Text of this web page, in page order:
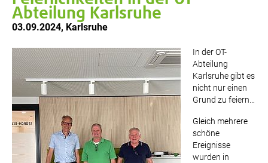
Abteilung Karlsruhe
03.09.2024, Karlsruhe
In der OT-
Abteilung
Karlsruhe gibt es
nicht nur einen
Grund zu feiern…
Gleich mehrere
schöne
Ereignisse
wurden in